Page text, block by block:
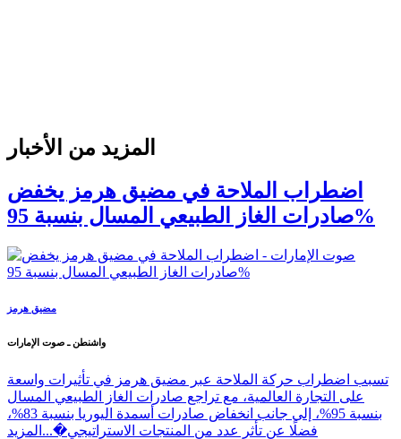
المزيد من الأخبار
اضطراب الملاحة في مضيق هرمز يخفض
صادرات الغاز الطبيعي المسال بنسبة 95%
مضيق هرمز
واشنطن ـ صوت الإمارات
تسبب اضطراب حركة الملاحة عبر مضيق هرمز في تأثيرات واسعة
على التجارة العالمية، مع تراجع صادرات الغاز الطبيعي المسال
بنسبة 95%، إلى جانب انخفاض صادرات أسمدة اليوريا بنسبة 83%،
فضلًا عن تأثر عدد من المنتجات الاستراتيجي�... المزيد